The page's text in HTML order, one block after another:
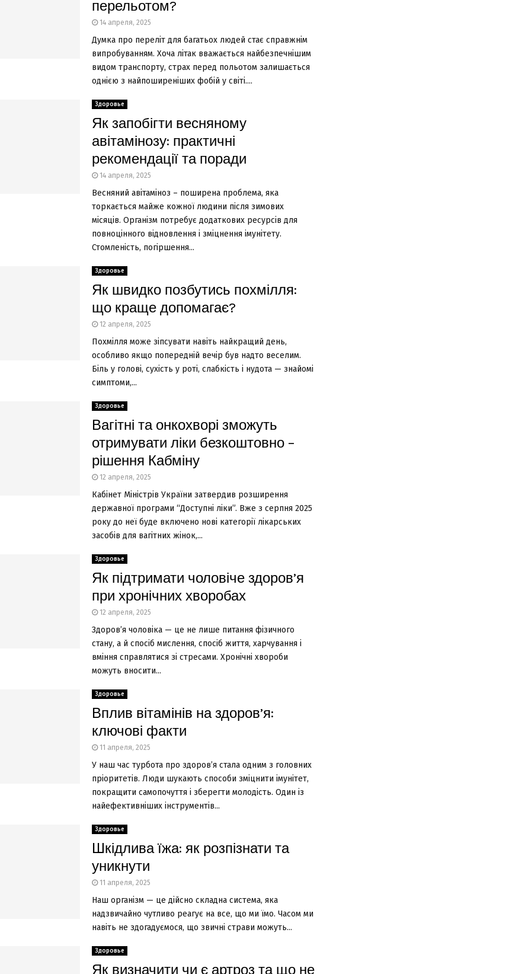
перельотом?
14 апреля, 2025
Думка про переліт для багатьох людей стає справжнім
випробуванням. Хоча літак вважається найбезпечнішим
видом транспорту, страх перед польотом залишається
однією з найпоширеніших фобій у світі....
Здоровье
Як запобігти весняному
авітамінозу: практичні
рекомендації та поради
14 апреля, 2025
Весняний авітаміноз – поширена проблема, яка
торкається майже кожної людини після зимових
місяців. Організм потребує додаткових ресурсів для
повноцінного відновлення і зміцнення імунітету.
Стомленість, погіршення...
Здоровье
Як швидко позбутись похмілля:
що краще допомагає?
12 апреля, 2025
Похмілля може зіпсувати навіть найкращий день,
особливо якщо попередній вечір був надто веселим.
Біль у голові, сухість у роті, слабкість і нудота — знайомі
симптоми,...
Здоровье
Вагітні та онкохворі зможуть
отримувати ліки безкоштовно –
рішення Кабміну
12 апреля, 2025
Кабінет Міністрів України затвердив розширення
державної програми “Доступні ліки”. Вже з серпня 2025
року до неї буде включено нові категорії лікарських
засобів для вагітних жінок,...
Здоровье
Як підтримати чоловіче здоров’я
при хронічних хворобах
12 апреля, 2025
Здоров’я чоловіка — це не лише питання фізичного
стану, а й спосіб мислення, спосіб життя, харчування і
вміння справлятися зі стресами. Хронічні хвороби
можуть вносити...
Здоровье
Вплив вітамінів на здоров’я:
ключові факти
11 апреля, 2025
У наш час турбота про здоров’я стала одним з головних
пріоритетів. Люди шукають способи зміцнити імунітет,
покращити самопочуття і зберегти молодість. Один із
найефективніших інструментів...
Здоровье
Шкідлива їжа: як розпізнати та
уникнути
11 апреля, 2025
Наш організм — це дійсно складна система, яка
надзвичайно чутливо реагує на все, що ми їмо. Часом ми
навіть не здогадуємося, що звичні страви можуть...
Здоровье
Як визначити чи є артроз та що не